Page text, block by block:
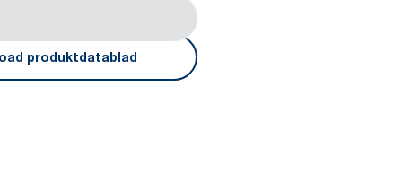
produktdatablad